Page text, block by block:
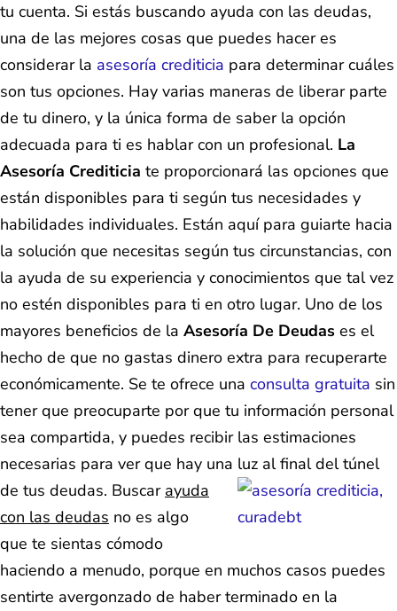
tu cuenta. Si estás buscando ayuda con las deudas,
una de las mejores cosas que puedes hacer es
considerar la asesoría crediticia para determinar cuáles
son tus opciones. Hay varias maneras de liberar parte
de tu dinero, y la única forma de saber la opción
adecuada para ti es hablar con un profesional. La
Asesoría Crediticia te proporcionará las opciones que
están disponibles para ti según tus necesidades y
habilidades individuales. Están aquí para guiarte hacia
la solución que necesitas según tus circunstancias, con
la ayuda de su experiencia y conocimientos que tal vez
no estén disponibles para ti en otro lugar. Uno de los
mayores beneficios de la Asesoría De Deudas es el
hecho de que no gastas dinero extra para recuperarte
económicamente. Se te ofrece una consulta gratuita sin
tener que preocuparte por que tu información personal
sea compartida, y puedes recibir las estimaciones
necesarias para ver que hay una luz al final del túnel
de tus deudas. Buscar ayuda
con las deudas no es algo
que te sientas cómodo
haciendo a menudo, porque en muchos casos puedes
sentirte avergonzado de haber terminado en la